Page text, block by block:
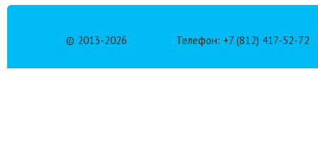
© 2013-2026 Телефон: +7 (812) 417-52-72